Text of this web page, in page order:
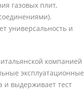
газовых плит,
универсальность и
компанией
эксплуатационные
и выдерживает тест